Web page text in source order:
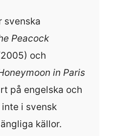
svenska
Peacock
och
in Paris
på engelska och
i svensk
källor.